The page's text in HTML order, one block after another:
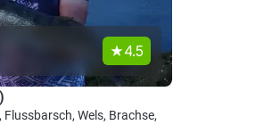
4.5
Wels, Brachse,